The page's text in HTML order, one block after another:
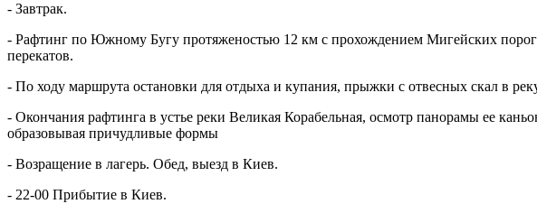
- Завтрак.
- Рафтинг по Южному Бугу протяженостью 12 км с прохождением Мигейских
перекатов.
- По ходу маршрута остановки для отдыха и купания, прыжки с отвесных скал в
- Окончания рафтинга в устье реки Великая Корабельная, осмотр панорамы ее
образовывая причудливые формы
- Возращение в лагерь. Обед, выезд в Киев.
- 22-00 Прибытие в Киев.